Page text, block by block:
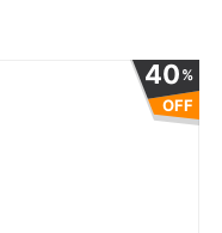
40%
OFF